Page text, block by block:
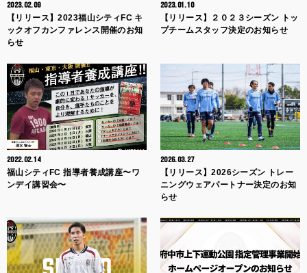
2023.02.09
【リリース】2023福山シティFC キ
ックオフカンファレンス開催のお知
らせ
2023.01.10
【リリース】２０２３シーズン トッ
プチームスタッフ決定のお知らせ
2022.02.14
福山シティFC 指導者養成講座〜ワ
ンデイ講習会〜
2026.03.27
【リリース】2026シーズン トレー
ニングウェアパートナー決定のお知
らせ